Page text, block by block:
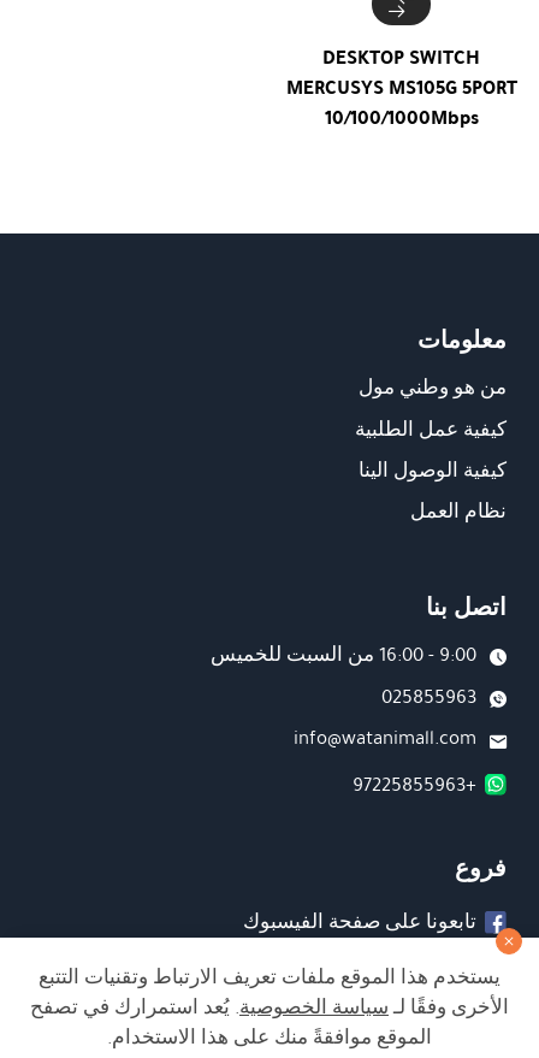
DESKTOP SWITCH
MERCUSYS MS105G 5PORT
10/100/1000Mbps
معلومات
من هو وطني مول
كيفية عمل الطلبية
كيفية الوصول الينا
نظام العمل
اتصل بنا
9:00 - 16:00 من السبت للخميس
025855963
info@watanimall.com
+97225855963
فروع
تابعونا على صفحة الفيسبوك
يستخدم هذا الموقع ملفات تعريف الارتباط وتقنيات التتبع
الأخرى وفقًا لـسياسة الخصوصية. يُعد استمرارك في تصفح
الموقع موافقةً منك على هذا الاستخدام.